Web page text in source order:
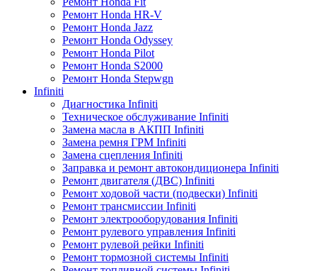
Ремонт Honda HR-V
Ремонт Honda Jazz
Ремонт Honda Odyssey
Ремонт Honda Pilot
Ремонт Honda S2000
Ремонт Honda Stepwgn
Infiniti
Диагностика Infiniti
Техническое обслуживание Infiniti
Замена масла в АКПП Infiniti
Замена ремня ГРМ Infiniti
Замена сцепления Infiniti
Заправка и ремонт автокондиционера Infiniti
Ремонт двигателя (ДВС) Infiniti
Ремонт ходовой части (подвески) Infiniti
Ремонт трансмиссии Infiniti
Ремонт электрооборудования Infiniti
Ремонт рулевого управления Infiniti
Ремонт рулевой рейки Infiniti
Ремонт тормозной системы Infiniti